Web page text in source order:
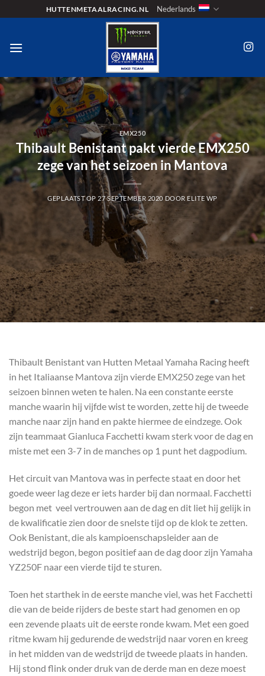
naar
HUTTENMETAALRACING.NL Nederlands
EMX250
Thibault Benistant pakt vierde EMX250
zege van het seizoen in Mantova
GEPLAATST OP27 SEPTEMBER 2020 DOOR ELITE WP
Thibault Benistant van Hutten Metaal Yamaha Racing heeft
in het Italiaanse Mantova zijn vierde EMX250 zege van het
seizoen binnen weten te halen. Na een constante eerste
manche waarin hij vijfde wist te worden, zette hij de tweede
manche naar zijn hand en pakte hiermee de eindzege. Ook
zijn teammaat Gianluca Facchetti kwam sterk voor de dag en
miste met een 3-7 in de manches op 1 punt het dagpodium.
Het circuit van Mantova was in perfecte staat en door het
goede weer lag deze er iets harder bij dan normaal. Facchetti
begon met veel vertrouwen aan de dag en dit liet hij gelijk in
de kwalificatie zien door de snelste tijd op de klok te zetten.
Ook Benistant, die als kampioenschapsleider aan de
wedstrijd begon, begon positief aan de dag door zijn Yamaha
YZ250F naar een vierde tijd te sturen.
Toen het starthek in de eerste manche viel, was het Facchetti
die van de beide rijders de beste start had genomen en op
een zevende plaats uit de eerste ronde kwam. Met een goed
ritme kwam hij gedurende de wedstrijd naar voren en kreeg
in het midden van de wedstrijd de tweede plaats in handen.
Hij stond flink onder druk van de derde man en deze moest